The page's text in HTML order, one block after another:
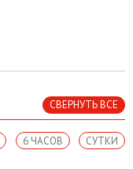
СВЕРНУТЬ ВСЕ
СУТКИ
6 ЧАСОВ